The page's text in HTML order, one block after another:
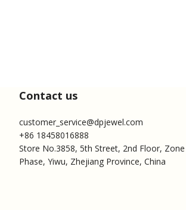
Contact us
customer_service@dpjewel.com
+86 18458016888
Store No.3858, 5th Street, 2nd Floor,
Phase, Yiwu, Zhejiang Province, China